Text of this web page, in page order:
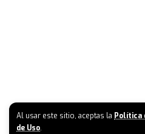
Al usar este sitio, aceptas la Política
de Uso.